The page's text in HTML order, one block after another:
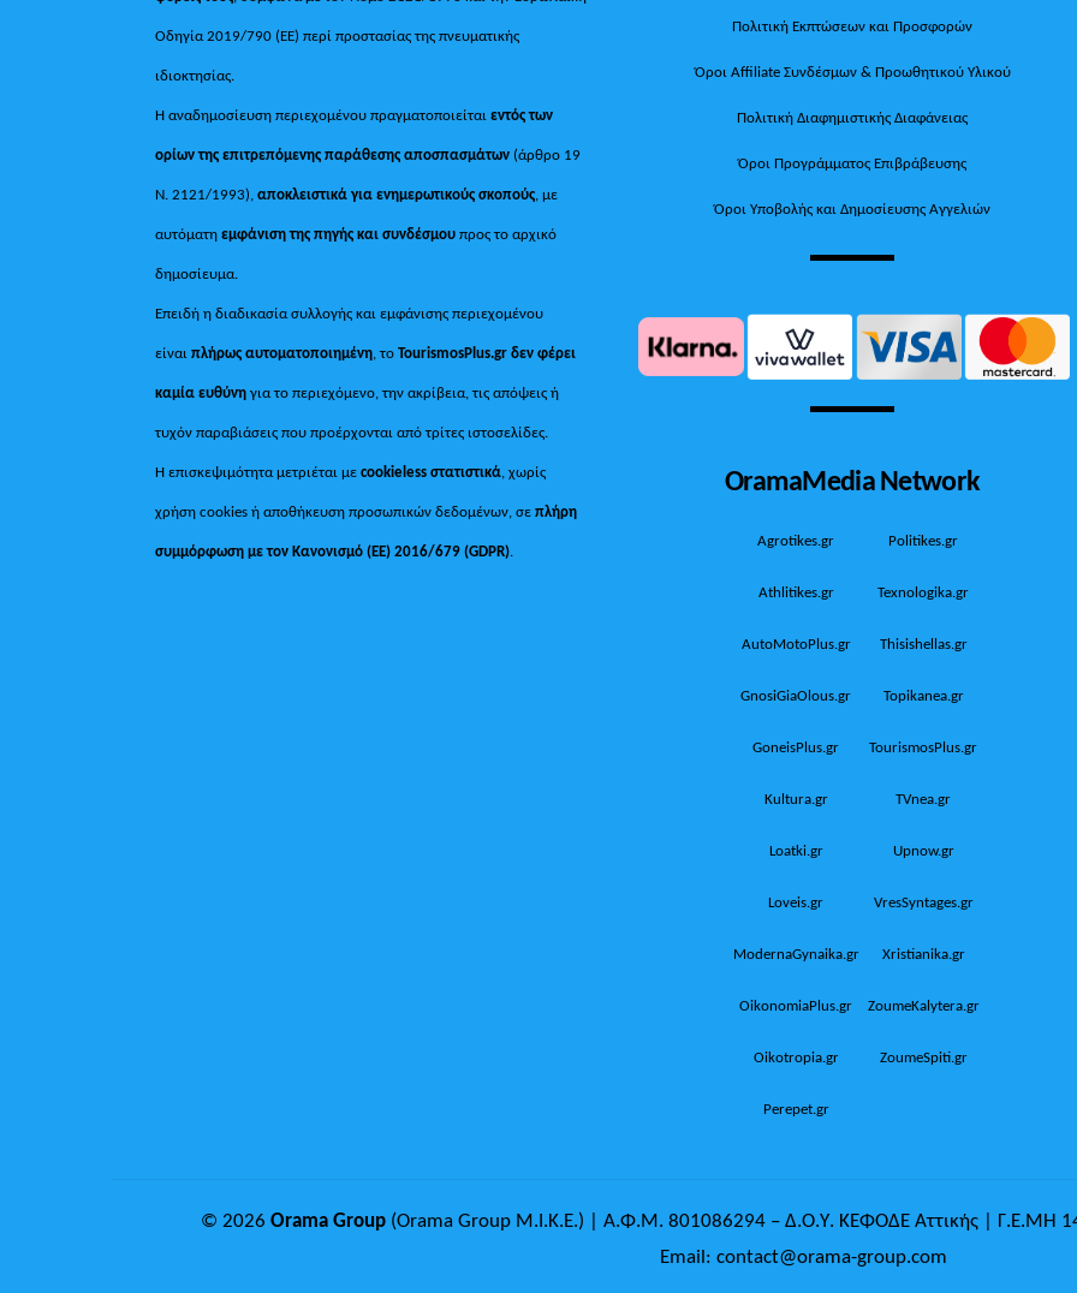
Οδηγία 2019/790 (ΕΕ) περί προστασίας της πνευματικής
ιδιοκτησίας.
Η αναδημοσίευση περιεχομένου πραγματοποιείταιεντός των
ορίων της επιτρεπόμενης παράθεσης αποσπασμάτων (άρθρο 19
Ν. 2121/1993), αποκλειστικά για ενημερωτικούς σκοπούς, με
αυτόματηεμφάνιση της πηγής και συνδέσμου προς το αρχικό
δημοσίευμα.
Επειδή η διαδικασία συλλογής και εμφάνισης περιεχομένου
είναιπλήρως αυτοματοποιημένη, τοTourismosPlus.gr δεν φέρει
καμία ευθύνη για το περιεχόμενο, την ακρίβεια, τις απόψεις ή
τυχόν παραβιάσεις που προέρχονται από τρίτες ιστοσελίδες.
Η επισκεψιμότητα μετριέται μεcookieless στατιστικά, χωρίς
χρήση cookies ή αποθήκευση προσωπικών δεδομένων, σεπλήρη
συμμόρφωση με τον Κανονισμό (ΕΕ) 2016/679 (GDPR).
Πολιτική Εκπτώσεων και Προσφορών
Όροι Affiliate Συνδέσμων & Προωθητικού Υλικού
Πολιτική Διαφημιστικής Διαφάνειας
Όροι Προγράμματος Επιβράβευσης
Όροι Υποβολής και Δημοσίευσης Αγγελιών
OramaMedia Network
Agrotikes.gr Politikes.gr
Athlitikes.gr Texnologika.gr
AutoMotoPlus.gr Thisishellas.gr
GnosiGiaOlous.gr Topikanea.gr
GoneisPlus.gr TourismosPlus.gr
Kultura.gr TVnea.gr
Loatki.gr Upnow.gr
Loveis.gr VresSyntages.gr
ModernaGynaika.gr Xristianika.gr
OikonomiaPlus.gr ZoumeKalytera.gr
Oikotropia.gr ZoumeSpiti.gr
Perepet.gr
© 2026 Orama Group(Orama Group Μ.Ι.Κ.Ε.) | Α.Φ.Μ. 801086294 – Δ.Ο.Υ. ΚΕΦΟΔΕ Αττικής | Γ.Ε.ΜΗ
Email: contact@orama-group.com